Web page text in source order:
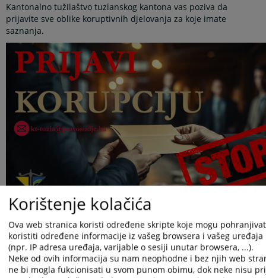
Kantonalno tužilaštvo tuzlanskog kantona vas poziva da
prijavite sve oblike koruptivnih djelovanja za koje imate
saznanja.
Prijavu možete podnijeti:
Lično (na pisarnicu Tužilaštva na adresu Maršala Tita 137,
Tuzla)
Korištenje kolačića
Ova web stranica koristi određene skripte koje mogu
koristiti određene informacije iz vašeg browsera i vašeg uređaja
(npr. IP adresa uređaja, varijable o sesiji unutar browsera, ...).
Neke od ovih informacija su nam neophodne i bez njih web
ne bi mogla fukcionisati u svom punom obimu, dok neke nisu